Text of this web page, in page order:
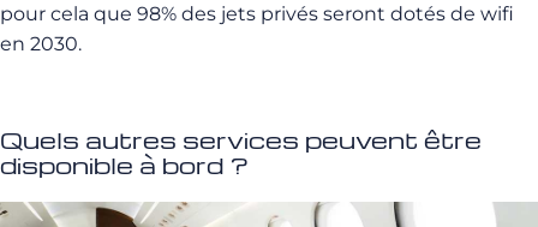
pour cela que 98% des jets privés seront dotés de wifi
en 2030.
Quels autres services peuvent être
disponible à bord ?